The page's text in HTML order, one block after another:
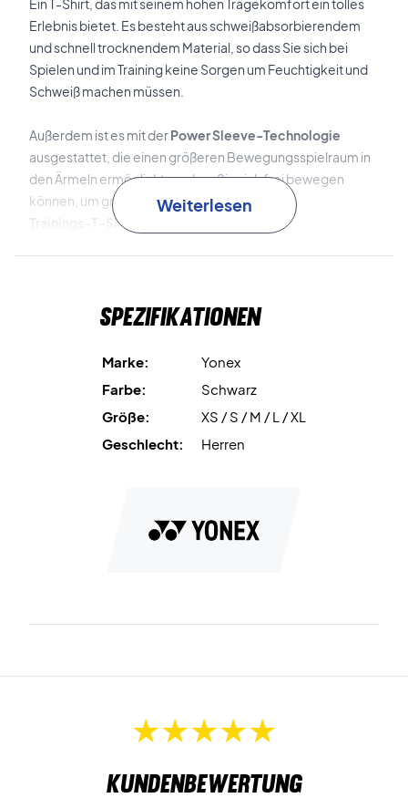
Ein T-Shirt, das mit seinem hohen Tragekomfort ein tolles
Erlebnis bietet. Es besteht aus schweißabsorbierendem
und schnell trocknendem Material, so dass Sie sich bei
Spielen und im Training keine Sorgen um Feuchtigkeit und
Schweiß machen müssen.
Außerdem ist es mit derPower Sleeve-Technologie
ausgestattet, die einen größeren Bewegungsspielraum in
den Ärmeln ermöglicht, so dass Sie sich frei bewegen
können, um große Schritte zu machen.
Trainings-T-Shirt in Schwarz - Jetzt kaufen!
Weiterlesen
Spezifikationen
Marke:
Yonex
Farbe:
Schwarz
Größe:
XS / S / M / L / XL
Geschlecht:
Herren
Kundenbewertung